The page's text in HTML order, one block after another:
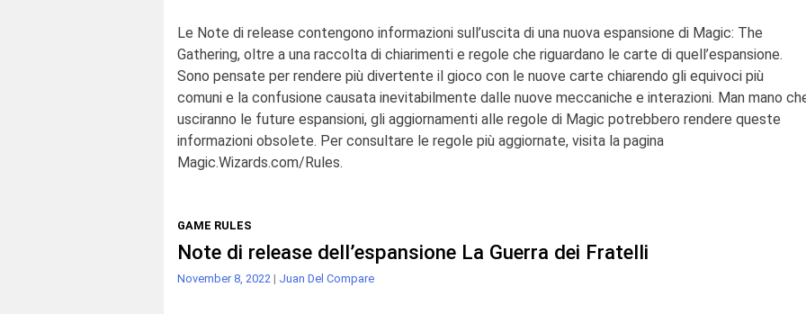
Le Note di release contengono informazioni sull’uscita di una nuova espansione di Magic: The
Gathering, oltre a una raccolta di chiarimenti e regole che riguardano le carte di quell’espansione.
Sono pensate per rendere più divertente il gioco con le nuove carte chiarendo gli equivoci più
comuni e la confusione causata inevitabilmente dalle nuove meccaniche e interazioni. Man mano
usciranno le future espansioni, gli aggiornamenti alle regole di Magic potrebbero rendere queste
informazioni obsolete. Per consultare le regole più aggiornate, visita la pagina
Magic.Wizards.com/Rules.
GAME RULES
Note di release dell’espansione La Guerra dei Fratelli
November 8, 2022 | Juan Del Compare